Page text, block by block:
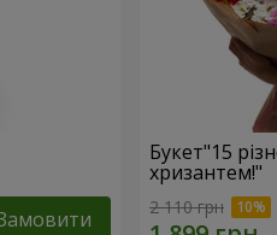
Букет"15
хризантем!"
2 110 грн